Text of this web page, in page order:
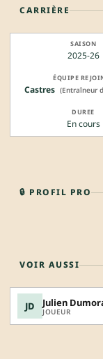
CARRIÈRE
2025-26
Castres (Entraîneur
En cours
🔒 PROFIL PRO
VOIR AUSSI
JD Julien
JOUEUR